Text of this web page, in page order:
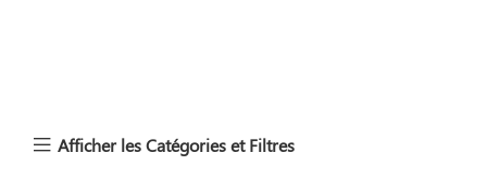
Afficher les Catégories et Filtres